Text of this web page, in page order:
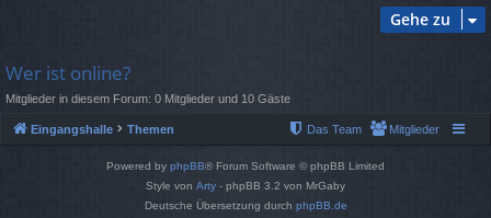
n
Gehe zu
Wer ist online?
Mitglieder in diesem Forum: 0 Mitglieder und 10 Gäste
Eingangshalle Themen Mitglieder
Das Team
Powered by phpBB® Forum Software © phpBB Limited
Style von Arty - phpBB 3.2 von MrGaby
Deutsche Übersetzung durch phpBB.de